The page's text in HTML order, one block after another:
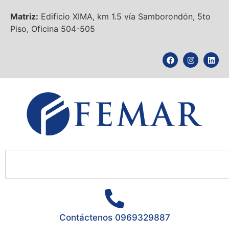
Matriz: Edificio XIMA, km 1.5 vía Samborondón, 5to
Piso, Oficina 504-505
Contáctenos 0969329887